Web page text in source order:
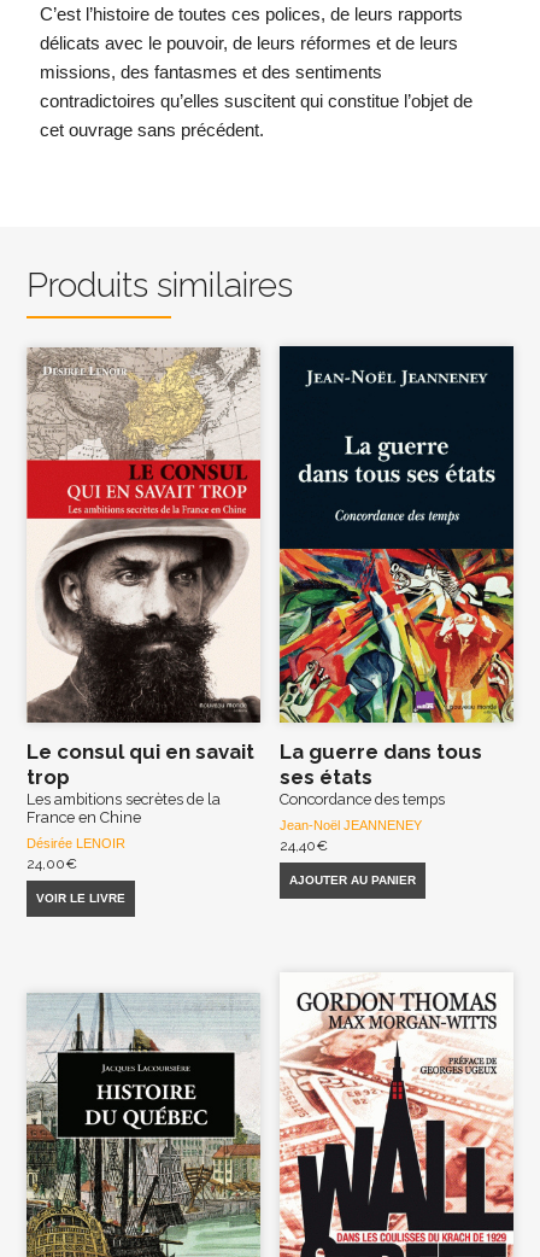
C’est l’histoire de toutes ces polices, de leurs rapports
délicats avec le pouvoir, de leurs réformes et de leurs
missions, des fantasmes et des sentiments
contradictoires qu’elles suscitent qui constitue l’objet de
cet ouvrage sans précédent.
Produits similaires
Le consul qui en savait
trop
Les ambitions secrètes de la
France en Chine
Désirée LENOIR
24,00€
VOIR LE LIVRE
La guerre dans tous
ses états
Concordance des temps
Jean-Noël JEANNENEY
24,40€
AJOUTER AU PANIER